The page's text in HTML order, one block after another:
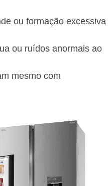
ou formação excessiva
ou ruídos anormais ao
mesmo com